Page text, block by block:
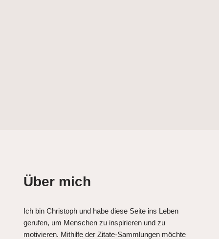
Über mich
Ich bin Christoph und habe diese Seite ins Leben
gerufen, um Menschen zu inspirieren und zu
motivieren. Mithilfe der Zitate-Sammlungen möchte